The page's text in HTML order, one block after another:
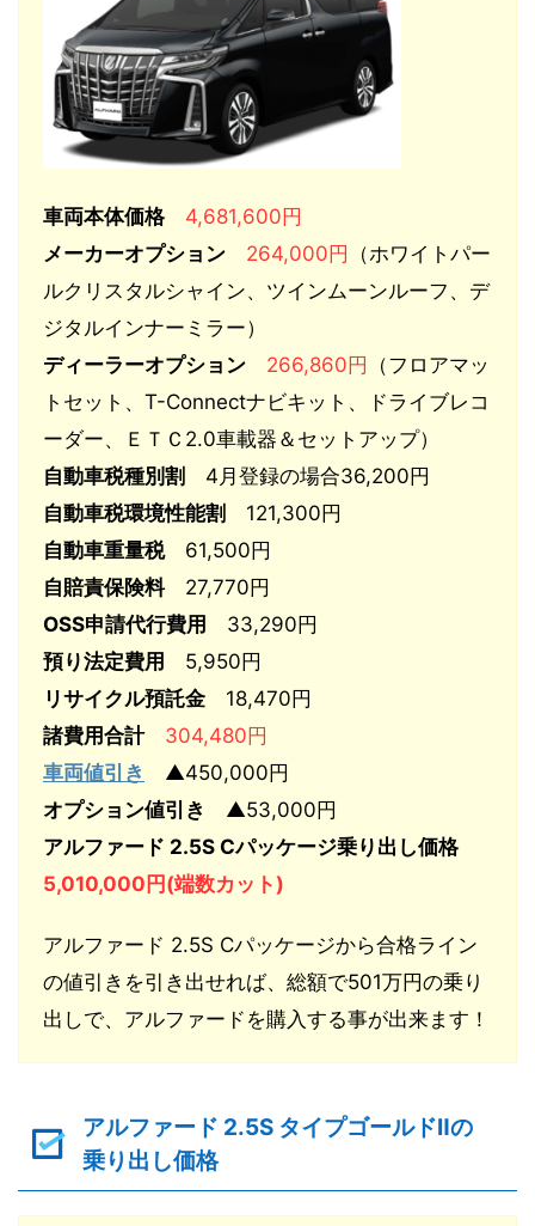
車両本体価格
4,681,600円
メーカーオプション
264,000円
（ホワイトパー
ルクリスタルシャイン、ツインムーンルーフ、デ
ジタルインナーミラー）
ディーラーオプション
266,860円
（フロアマッ
トセット、T-Connectナビキット、ドライブレコ
ーダー、ＥＴＣ2.0車載器＆セットアップ）
自動車税種別割
4月登録の場合36,200円
自動車税環境性能割
121,300円
自動車重量税61,500円
自賠責保険料27,770円
OSS申請代行費用
33,290円
預り法定費用
5,950円
リサイクル預託金 18,470円
諸費用合計
304,480円
車両値引き
▲450,000円
オプション値引き
▲53,000円
アルファード 2.5S Cパッケージ乗り出し価格
5,010,000円(端数カット)
アルファード 2.5S Cパッケージから合格ライン
の値引きを引き出せれば、総額で501万円の乗り
出しで、アルファードを購入する事が出来ます！
アルファード 2.5S タイプゴールドⅡの
乗り出し価格